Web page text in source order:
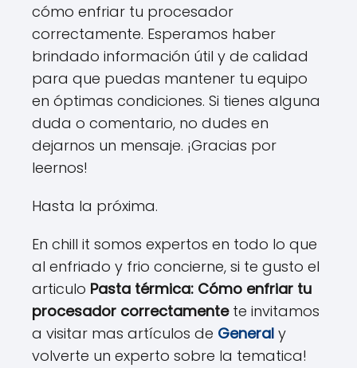
cómo enfriar tu procesador
correctamente. Esperamos haber
brindado información útil y de calidad
para que puedas mantener tu equipo
en óptimas condiciones. Si tienes alguna
duda o comentario, no dudes en
dejarnos un mensaje. ¡Gracias por
leernos!
Hasta la próxima.
En chill it somos expertos en todo lo que
al enfriado y frio concierne, si te gusto el
articulo Pasta térmica: Cómo enfriar tu
procesador correctamentete invitamos
a visitar mas artículos de General y
volverte un experto sobre la tematica!